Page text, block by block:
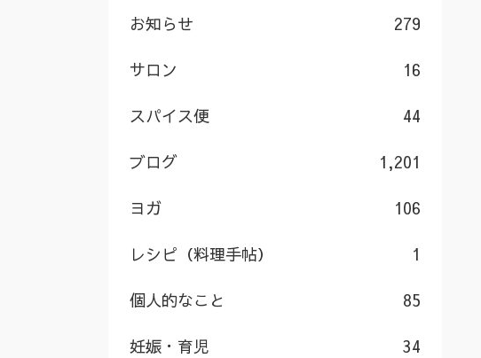
お知らせ 279
サロン 16
スパイス便 44
ブログ 1,201
ヨガ 106
レシピ（料理手帖） 1
個人的なこと 85
妊娠・育児 34